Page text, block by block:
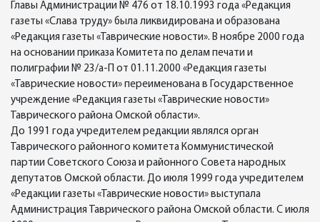
Главы Администрации № 476 от 18.10.1993 года «Редакция
газеты «Слава труду» была ликвидирована и образована
«Редакция газеты «Таврические новости». В ноябре 2000 года
на основании приказа Комитета по делам печати и
полиграфии № 23/а-П от 01.11.2000 «Редакция газеты
«Таврические новости» переименована в Государственное
учреждение «Редакция газеты «Таврические новости»
Таврического района Омской области».
До 1991 года учредителем редакции являлся орган
Таврического районного комитета Коммунистической
партии Советского Союза и районного Совета народных
депутатов Омской области. До июля 1999 года учредителем
«Редакции газеты «Таврические новости» выступала
Администрация Таврического района Омской области. С июля